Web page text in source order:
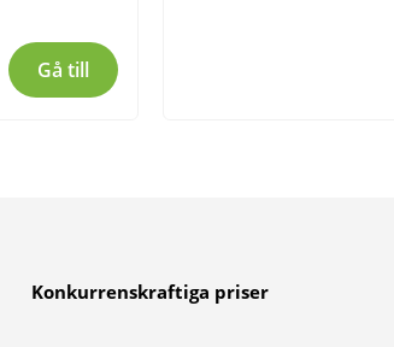
Gå till
Konkurrenskraftiga priser